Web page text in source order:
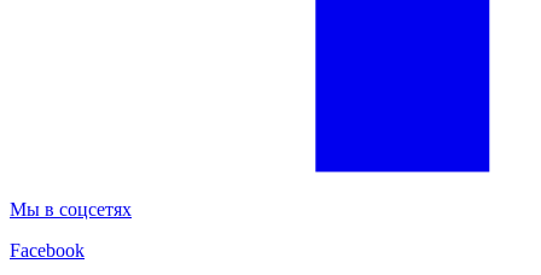
Мы в соцсетях
Facebook